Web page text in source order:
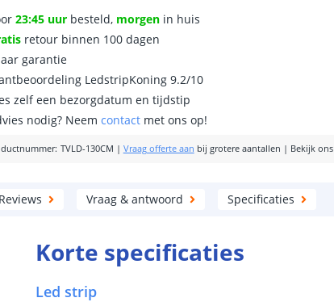
23:45 uur besteld, morgen in huis
retour binnen 100 dagen
garantie
LedstripKoning 9.2/10
zelf een bezorgdatum en tijdstip
nodig? Neemcontact met ons op!
: TVLD-130CM | Vraag offerte aan bij grotere aantallen | Bekijk ons
Reviews Vraag & antwoord Specificaties
Korte specificaties
Led strip